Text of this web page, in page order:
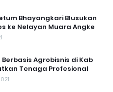
Bhayangkari Blusukan
ke Nelayan Muara Angke
Berbasis Agrobisnis di Kab
Tenaga Profesional